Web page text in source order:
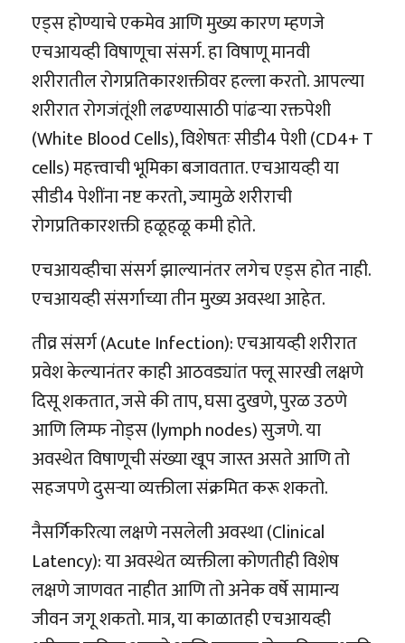
एड्स होण्याचे एकमेव आणि मुख्य कारण म्हणजे
एचआयव्ही विषाणूचा संसर्ग. हा विषाणू मानवी
शरीरातील रोगप्रतिकारशक्तीवर हल्ला करतो. आपल्या
शरीरात रोगजंतूंशी लढण्यासाठी पांढऱ्या रक्तपेशी
(White Blood Cells), विशेषतः सीडी4 पेशी (CD4+ T
cells) महत्त्वाची भूमिका बजावतात. एचआयव्ही या
सीडी4 पेशींना नष्ट करतो, ज्यामुळे शरीराची
रोगप्रतिकारशक्ती हळूहळू कमी होते.
एचआयव्हीचा संसर्ग झाल्यानंतर लगेच एड्स होत नाही.
एचआयव्ही संसर्गाच्या तीन मुख्य अवस्था आहेत.
तीव्र संसर्ग (Acute Infection): एचआयव्ही शरीरात
प्रवेश केल्यानंतर काही आठवड्यांत फ्लू सारखी लक्षणे
दिसू शकतात, जसे की ताप, घसा दुखणे, पुरळ उठणे
आणि लिम्फ नोड्स (lymph nodes) सुजणे. या
अवस्थेत विषाणूची संख्या खूप जास्त असते आणि तो
सहजपणे दुसऱ्या व्यक्तीला संक्रमित करू शकतो.
नैसर्गिकरित्या लक्षणे नसलेली अवस्था (Clinical
Latency): या अवस्थेत व्यक्तीला कोणतीही विशेष
लक्षणे जाणवत नाहीत आणि तो अनेक वर्षे सामान्य
जीवन जगू शकतो. मात्र, या काळातही एचआयव्ही